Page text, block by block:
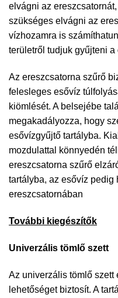
elvágni az
szükséges elvágni az
vízhozamra is
területről tudjuk gyűjteni
Az ereszcsatorna szűrő
felesleges esővíz
kiömlését. A belsejébe
megakadályozza, hogy
esővízgyűjtő tartályba.
mozdulattal könnyedén
ereszcsatorna szűrő
tartályba, az esővíz pedig
ereszcsatornában
További kiegészítők
Univerzális tömlő szett
Az univerzális tömlő szett
lehetőséget biztosít. A